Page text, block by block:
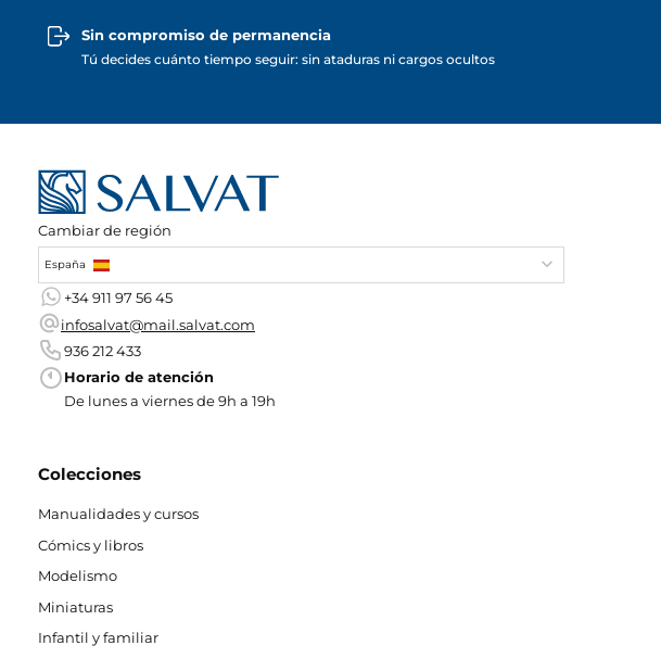
Sin compromiso de permanencia
Tú decides cuánto tiempo seguir: sin ataduras ni cargos ocultos
Cambiar de región
España
+34 911 97 56 45
infosalvat@mail.salvat.com
936 212 433
Horario de atención
De lunes a viernes de 9h a 19h
Colecciones
Manualidades y cursos
Cómics y libros
Modelismo
Miniaturas
Infantil y familiar